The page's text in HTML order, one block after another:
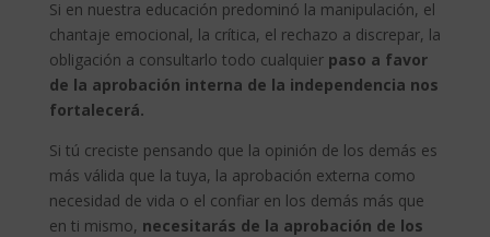
Si en nuestra educación predominó la manipulación, el
chantaje emocional, la crítica, el rechazo a discrepar, la
obligación a consultarlo todo cualquier paso a favor
de la aprobación interna de la independencia nos
fortalecerá.
Si tú creciste pensando que la opinión de los demás es
más válida que la tuya, la aprobación externa como
necesidad de vida o el confiar en los demás más que
en ti mismo, necesitarás de la aprobación de los